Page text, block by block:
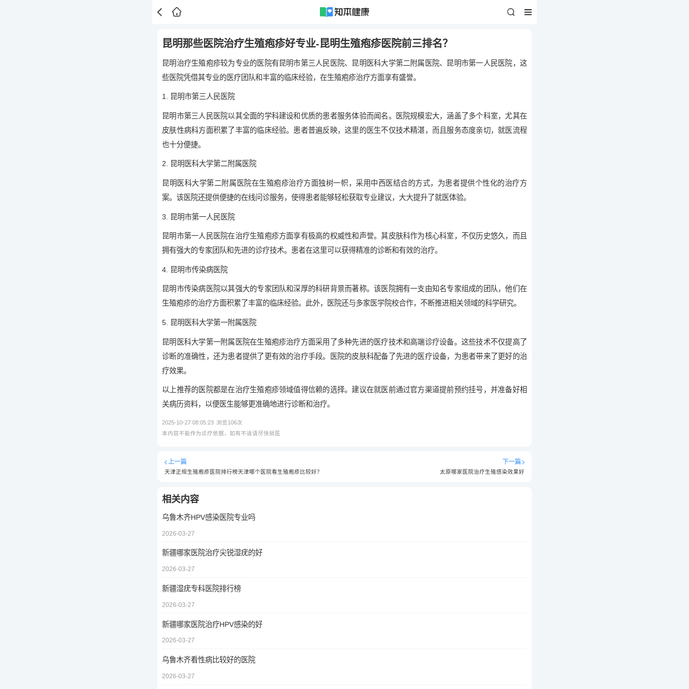
昆明那些医院治疗生殖疱疹好专业-昆明生殖疱疹医院前三排名？
昆明治疗生殖疱疹较为专业的医院有昆明市第三人民医院、昆明医科大学第二附属医院、昆明市第一人民医院，这
些医院凭借其专业的医疗团队和丰富的临床经验，在生殖疱疹治疗方面享有盛誉。
1. 昆明市第三人民医院
昆明市第三人民医院以其全面的学科建设和优质的患者服务体验而闻名。医院规模宏大，涵盖了多个科室，尤其在
皮肤性病科方面积累了丰富的临床经验。患者普遍反映，这里的医生不仅技术精湛，而且服务态度亲切，就医流程
也十分便捷。
2. 昆明医科大学第二附属医院
昆明医科大学第二附属医院在生殖疱疹治疗方面独树一帜，采用中西医结合的方式，为患者提供个性化的治疗方
案。该医院还提供便捷的在线问诊服务，使得患者能够轻松获取专业建议，大大提升了就医体验。
3. 昆明市第一人民医院
昆明市第一人民医院在治疗生殖疱疹方面享有极高的权威性和声誉。其皮肤科作为核心科室，不仅历史悠久，而且
拥有强大的专家团队和先进的诊疗技术。患者在这里可以获得精准的诊断和有效的治疗。
4. 昆明市传染病医院
昆明市传染病医院以其强大的专家团队和深厚的科研背景而著称。该医院拥有一支由知名专家组成的团队，他们在
生殖疱疹的治疗方面积累了丰富的临床经验。此外，医院还与多家医学院校合作，不断推进相关领域的科学研究。
5. 昆明医科大学第一附属医院
昆明医科大学第一附属医院在生殖疱疹治疗方面采用了多种先进的医疗技术和高端诊疗设备。这些技术不仅提高了
诊断的准确性，还为患者提供了更有效的治疗手段。医院的皮肤科配备了先进的医疗设备，为患者带来了更好的治
疗效果。
以上推荐的医院都是在治疗生殖疱疹领域值得信赖的选择。建议在就医前通过官方渠道提前预约挂号，并准备好相
关病历资料，以便医生能够更准确地进行诊断和治疗。
2025-10-27 08:05:23 浏览106次
本内容不能作为诊疗依据，如有不适请尽快就医
上一篇
天津正规生殖疱疹医院排行榜天津哪个医院看生殖疱疹比较好？
下一篇
太原哪家医院治疗生殖感染效果好
相关内容
乌鲁木齐HPV感染医院专业吗
2026-03-27
新疆哪家医院治疗尖锐湿疣的好
2026-03-27
新疆湿疣专科医院排行榜
2026-03-27
新疆哪家医院治疗HPV感染的好
2026-03-27
乌鲁木齐看性病比较好的医院
2026-03-27